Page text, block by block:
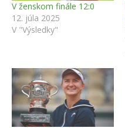
V ženskom finále 12:0
12. júla 2025
V "Výsledky"